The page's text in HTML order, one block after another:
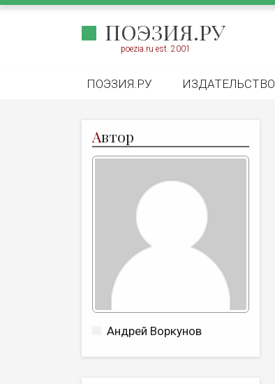
ПОЭЗИЯ.РУ
poezia.ru est. 2001
ПОЭЗИЯ.РУ ИЗДАТЕЛЬСТВО
Автор
Андрей Воркунов